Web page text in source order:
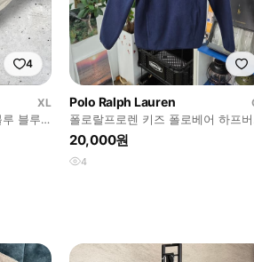
4
XL
블루
Polo Ralph Lauren
폴로랄프로렌 키즈 폴로베어 하프버
플리스 풀오버 6
20,000원
4